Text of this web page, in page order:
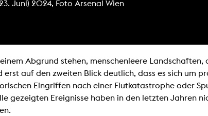
Juni) 2024, Foto Arsenal Wien
Abgrund stehen, menschenleere Landschaften,
auf den zweiten Blick deutlich, dass es sich um
Eingriffen nach einer Flutkatastrophe oder
gezeigten Ereignisse haben in den letzten Jahren
Organisation
The KHM logo
Opportunities
Awards / Sponsorships
Festival events